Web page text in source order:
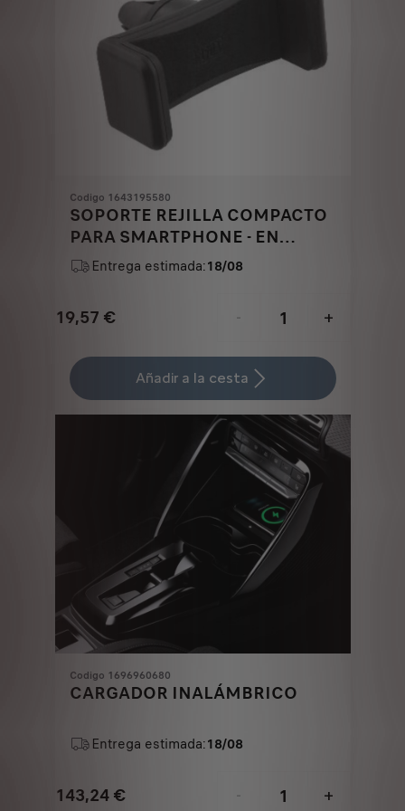
Codigo 1643195580
SOPORTE REJILLA COMPACTO
PARA SMARTPHONE - EN
AIREADOR
Entrega estimada:18/08
19,57 €
Price
19,57
€
-
+
Quantity
updated
1
Añadir a la cesta
Codigo 1696960680
CARGADOR INALÁMBRICO
Entrega estimada:18/08
143,24 € -
+